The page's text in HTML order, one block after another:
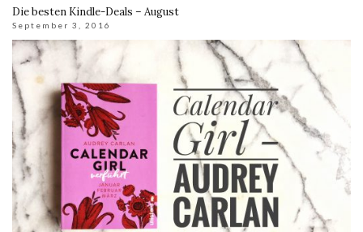
Die besten Kindle-Deals – August
September 3, 2016